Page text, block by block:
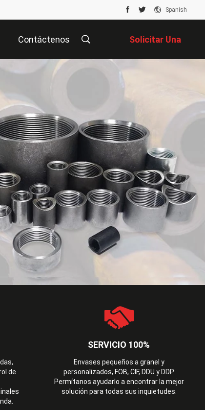
Spanish
Contáctenos Solicitar Una
de
SERVICIO 100%
Envases pequeños a granel y
personalizados, FOB, CIF, DDU y DDP.
Permítanos ayudarlo a encontrar la mejor
solución para todas sus inquietudes.